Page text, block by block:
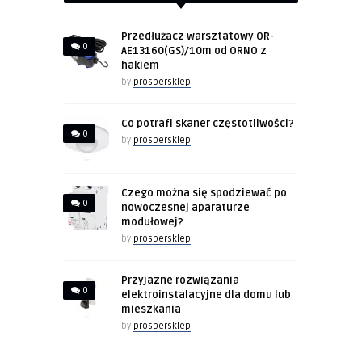
0
Przedłużacz warsztatowy OR-
AE13160(GS)/10m od ORNO z
hakiem
by prospersklep
0
Co potrafi skaner częstotliwości?
by prospersklep
0
Czego można się spodziewać po
nowoczesnej aparaturze
modułowej?
by prospersklep
0
Przyjazne rozwiązania
elektroinstalacyjne dla domu lub
mieszkania
by prospersklep